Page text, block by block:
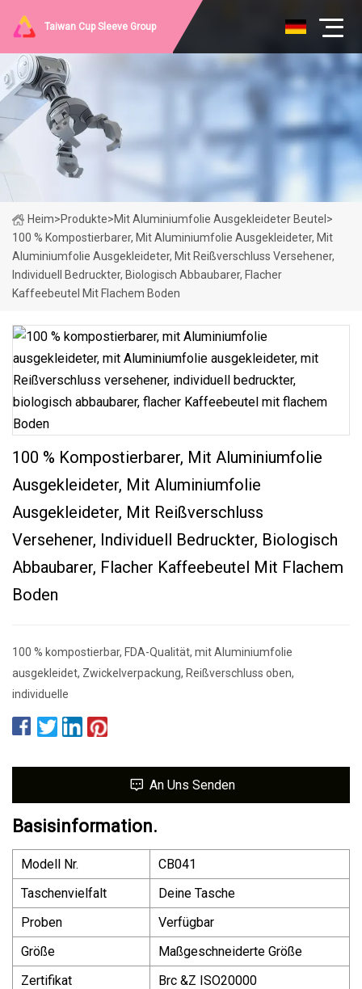
Taiwan Cup Sleeve Group
Heim>Produkte>Mit Aluminiumfolie Ausgekleideter Beutel >
100 % Kompostierbarer, Mit Aluminiumfolie Ausgekleideter, Mit
Aluminiumfolie Ausgekleideter, Mit Reißverschluss Versehener,
Individuell Bedruckter, Biologisch Abbaubarer, Flacher
Kaffeebeutel Mit Flachem Boden
100 % Kompostierbarer, Mit Aluminiumfolie
Ausgekleideter, Mit Aluminiumfolie
Ausgekleideter, Mit Reißverschluss
Versehener, Individuell Bedruckter, Biologisch
Abbaubarer, Flacher Kaffeebeutel Mit Flachem
Boden
100 % kompostierbar, FDA-Qualität, mit Aluminiumfolie
ausgekleidet, Zwickelverpackung, Reißverschluss oben,
individuelle
An Uns Senden
Basisinformation.
Modell Nr.
CB041
Taschenvielfalt
Deine Tasche
Proben
Verfügbar
Größe
Maßgeschneiderte Größe
Zertifikat
Brc &Z ISO20000